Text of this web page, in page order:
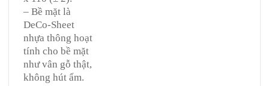
– Bề mặt là
DeCo-Sheet
nhựa thông hoạt
tính cho bề mặt
như vân gỗ thật,
không hút ẩm.